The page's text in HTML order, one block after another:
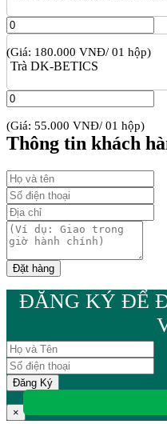
(Giá: 180.000 VNĐ/ 01 hộp)
Trà DK-BETICS
(Giá: 55.000 VNĐ/ 01 hộp)
Thông tin khách
ĐĂNG KÝ ĐỂ
×